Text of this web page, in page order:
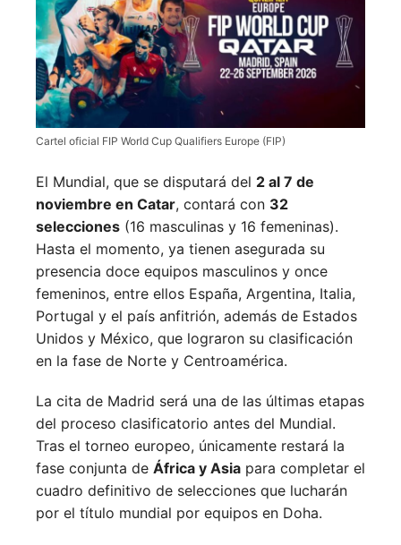
Cartel oficial FIP World Cup Qualifiers Europe (FIP)
El Mundial, que se disputará del 2 al 7 de
noviembre en Catar, contará con 32
selecciones (16 masculinas y 16 femeninas).
Hasta el momento, ya tienen asegurada su
presencia doce equipos masculinos y once
femeninos, entre ellos España, Argentina, Italia,
Portugal y el país anfitrión, además de Estados
Unidos y México, que lograron su clasificación
en la fase de Norte y Centroamérica.
La cita de Madrid será una de las últimas etapas
del proceso clasificatorio antes del Mundial.
Tras el torneo europeo, únicamente restará la
fase conjunta de África y Asia para completar el
cuadro definitivo de selecciones que lucharán
por el título mundial por equipos en Doha.